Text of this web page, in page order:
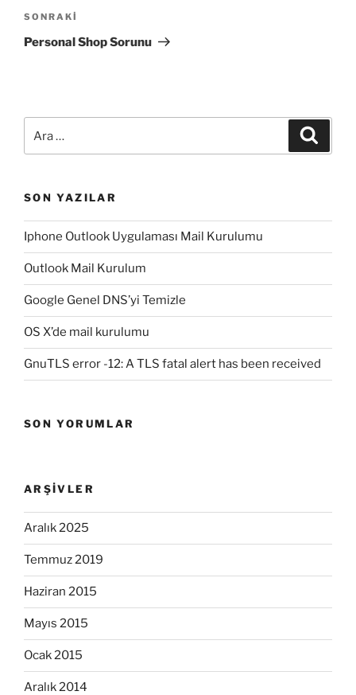
Sonraki
Yazı
SONRAKI
Personal Shop Sorunu
SON YAZILAR
Iphone Outlook Uygulaması Mail Kurulumu
Outlook Mail Kurulum
Google Genel DNS’yi Temizle
OS X’de mail kurulumu
GnuTLS error -12: A TLS fatal alert has been received
SON YORUMLAR
ARŞIVLER
Aralık 2025
Temmuz 2019
Haziran 2015
Mayıs 2015
Ocak 2015
Aralık 2014